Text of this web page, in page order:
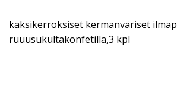
kaksikerroksiset kermanväriset
ruuusukultakonfetilla,3 kpl